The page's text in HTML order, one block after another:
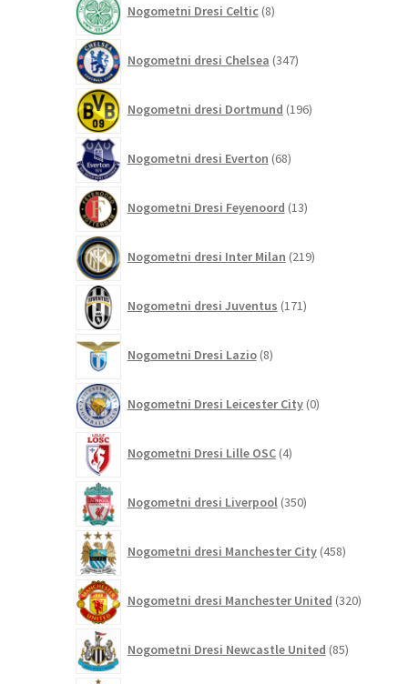
Nogometni Dresi Celtic 8izdelkov
Nogometni dresi Chelsea 347izdelkov
Nogometni dresi Dortmund 196izdelkov
Nogometni dresi Everton 68izdelkov
Nogometni Dresi Feyenoord 13izdelkov
Nogometni dresi Inter Milan 219izdelkov
Nogometni dresi Juventus 171izdelkov
Nogometni Dresi Lazio 8izdelkov
Nogometni Dresi Leicester City 0izdelkov
Nogometni Dresi Lille OSC 4izdelki
Nogometni dresi Liverpool 350izdelkov
Nogometni dresi Manchester City 458izdelkov
Nogometni dresi Manchester United 320izdelkov
Nogometni Dresi Newcastle United 85izdelkov